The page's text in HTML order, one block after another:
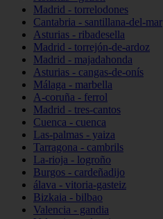
Madrid - torrelodones
Cantabria - santillana-del-mar
Asturias - ribadesella
Madrid - torrejón-de-ardoz
Madrid - majadahonda
Asturias - cangas-de-onís
Málaga - marbella
A-coruña - ferrol
Madrid - tres-cantos
Cuenca - cuenca
Las-palmas - yaiza
Tarragona - cambrils
La-rioja - logroño
Burgos - cardeñadijo
álava - vitoria-gasteiz
Bizkaia - bilbao
Valencia - gandia